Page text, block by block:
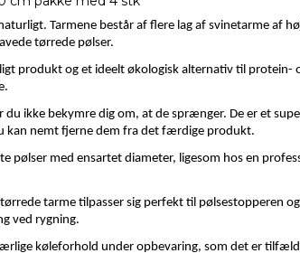
Tarmene består af flere lag af svinetarme af
tørrede pølser.
produkt og et ideelt økologisk alternativ til protein-
du ikke bekymre dig om, at de sprænger. De er et
kan nemt fjerne dem fra det færdige produkt.
pølser med ensartet diameter, ligesom hos en
tarme tilpasser sig perfekt til pølsestopperen
ved rygning.
køleforhold under opbevaring, som det er